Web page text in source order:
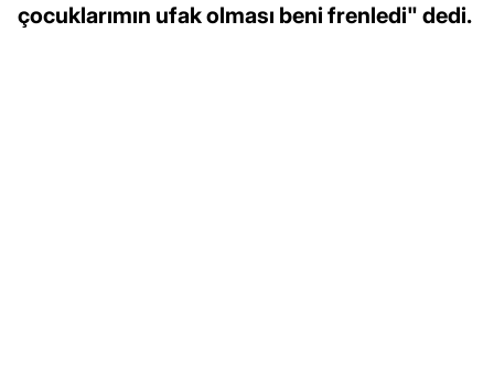
çocuklarımın ufak olması beni frenledi" dedi.